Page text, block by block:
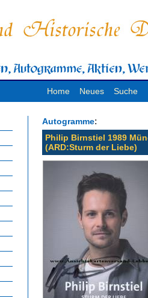
Home Neues Suche
Autogramme:
Philip Birnstiel 1989
(ARD:Sturm der Liebe)